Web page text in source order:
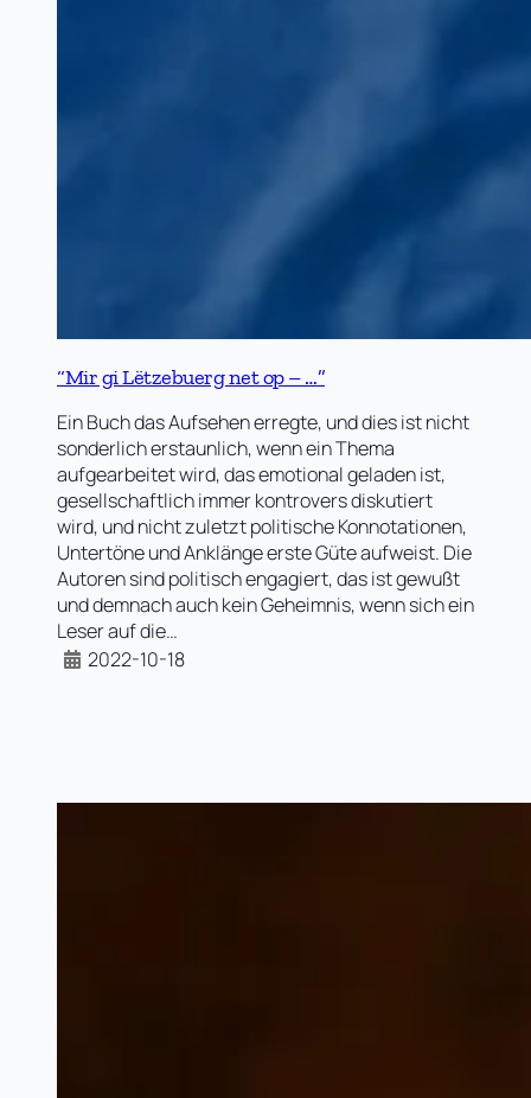
“Mir gi Lëtzebuerg net op – …”
Ein Buch das Aufsehen erregte, und dies ist nicht
sonderlich erstaunlich, wenn ein Thema
aufgearbeitet wird, das emotional geladen ist,
gesellschaftlich immer kontrovers diskutiert
wird, und nicht zuletzt politische Konnotationen,
Untertöne und Anklänge erste Güte aufweist. Die
Autoren sind politisch engagiert, das ist gewußt
und demnach auch kein Geheimnis, wenn sich ein
Leser auf die…
2022-10-18